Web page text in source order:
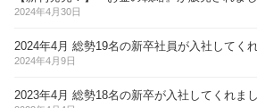
2024年4月30日
2024年4月 総勢19名の新卒社員が入社してく
2024年4月9日
2023年4月 総勢18名の新卒が入社してくれま